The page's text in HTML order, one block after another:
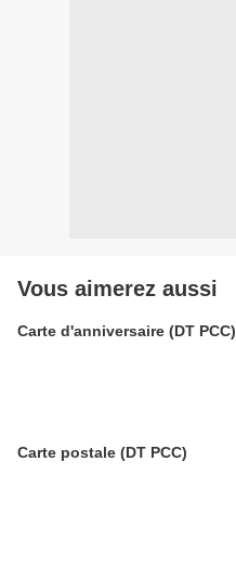
Vous aimerez aussi
Carte d'anniversaire (DT PCC)
Carte postale (DT PCC)